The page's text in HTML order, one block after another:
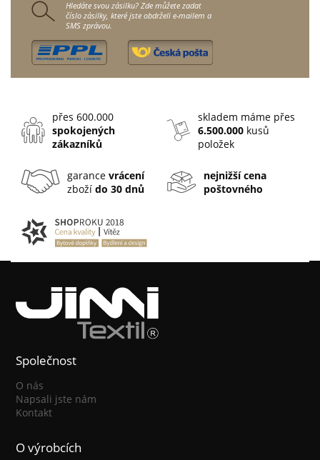
Hledáte svou zásilku? Zde můžete zadat
číslo zásilky, které jste obdrželi e-mailem a
SMS zprávou.
přes 600.000
spokojených
zákazníků
skladem máme přes
6.500.000 kusů
položek
garancevrácení
zbožído 30 dnů
nejnižší cena
poštovného
Společnost
O nás
Napsali jste nám
Kontakt
O výrobcích